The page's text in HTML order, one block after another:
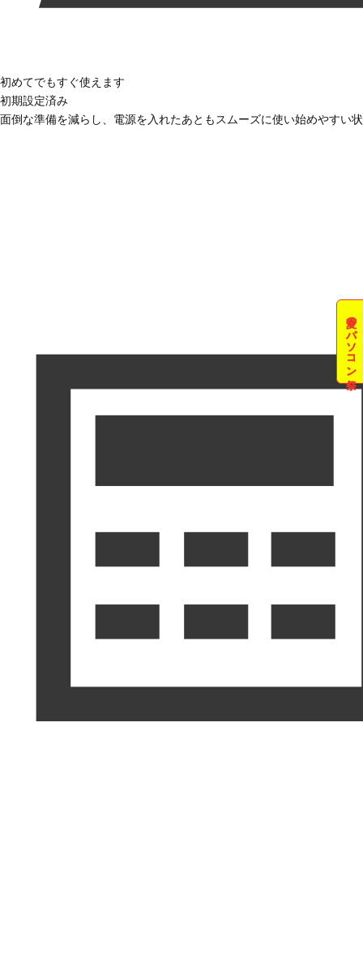
夏のパソコン祭
初めてでもすぐ使えます
初期設定済み
面倒な準備を減らし、電源を入れたあともスムーズに使い始めやすい